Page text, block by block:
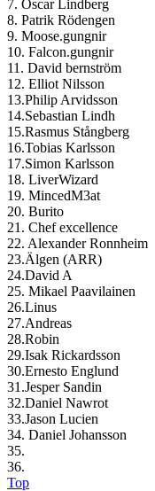
7. Oscar Lindberg
8. Patrik Rödengen
9. Moose.gungnir
10. Falcon.gungnir
11. David bernström
12. Elliot Nilsson
13.Philip Arvidsson
14.Sebastian Lindh
15.Rasmus Stångberg
16.Tobias Karlsson
17.Simon Karlsson
18. LiverWizard
19. MincedM3at
20. Burito
21. Chef excellence
22. Alexander Ronnheim
23.Älgen (ARR)
24.David A
25. Mikael Paavilainen
26.Linus
27.Andreas
28.Robin
29.Isak Rickardsson
30.Ernesto Englund
31.Jesper Sandin
32.Daniel Nawrot
33.Jason Lucien
34. Daniel Johansson
35.
36.
Top